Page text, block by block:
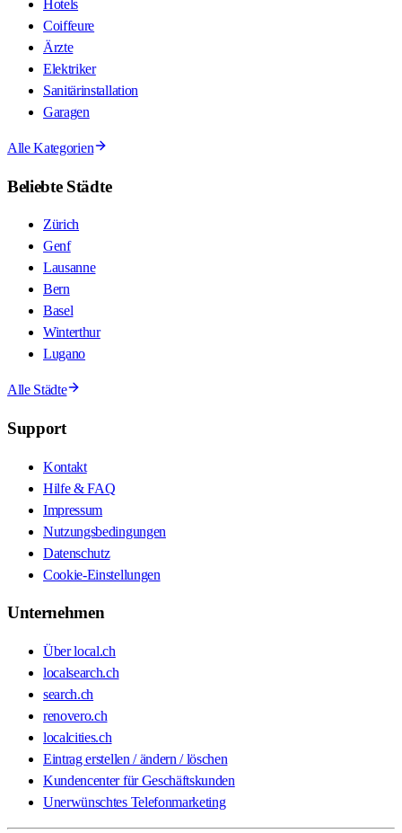
Hotels
Coiffeure
Ärzte
Elektriker
Sanitärinstallation
Garagen
Alle Kategorien
Beliebte Städte
Zürich
Genf
Lausanne
Bern
Basel
Winterthur
Lugano
Alle Städte
Support
Kontakt
Hilfe & FAQ
Impressum
Nutzungsbedingungen
Datenschutz
Cookie-Einstellungen
Unternehmen
Über local.ch
localsearch.ch
search.ch
renovero.ch
localcities.ch
Eintrag erstellen / ändern / löschen
Kundencenter für Geschäftskunden
Unerwünschtes Telefonmarketing